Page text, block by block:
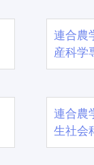
連合農
産科学
連合農
生社会